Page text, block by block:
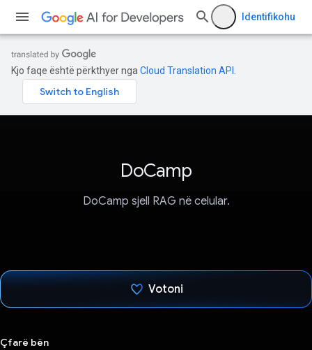
Identifikohu
Kjo faqe është përkthyer nga Cloud Translation API
DoCamp
DoCamp sjell RAG në celular.
Votoni
Çfarë bën